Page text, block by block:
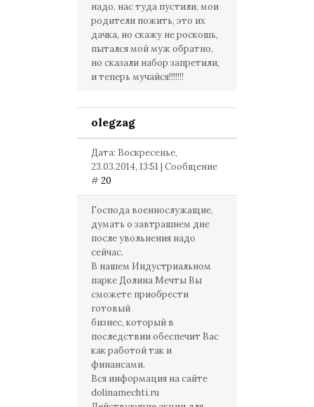
надо, нас туда пустили, мои
родители пожить, это их
дачка, но скажу не роскошь,
пытался мой муж обратно,
но сказали набор запретили,
и теперь мучайся!!!!!!!
olegzag
Дата: Воскресенье,
23.03.2014, 13:51 | Сообщение
#20
Господа военнослужащие,
думать о завтрашнем дне
после увольнения надо
сейчас.
В нашем Индустриальном
парке Долина Мечты Вы
сможете приобрести
готовый
бизнес, который в
последствии обеспечит Вас
как работой так и
финансами.
Вся информация на сайте
dolinamechti.ru